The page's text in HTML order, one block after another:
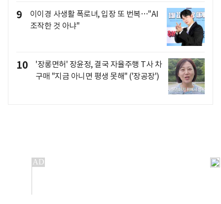
9
이이경 사생활 폭로녀, 입장 또 번복…"AI
조작한 것 아냐"
10
'장롱면허' 장윤정, 결국 자율주행 T사 차
구매 "지금 아니면 평생 못해" ('장공장')